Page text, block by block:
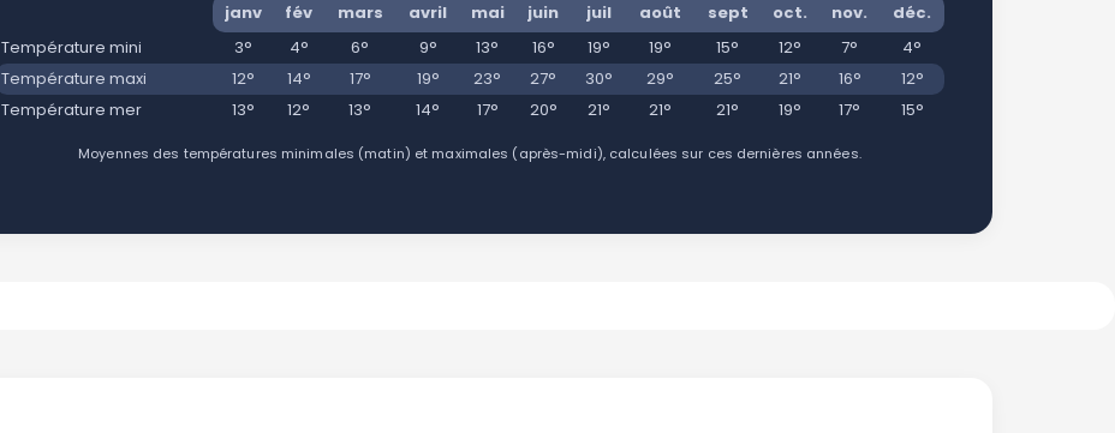
janv fév mars avril mai juin juil août sept oct. nov.
déc.
Température mini
3° 4° 6° 9° 13° 16° 19° 19° 15° 12° 7°
4°
Température maxi
12° 14° 17° 19° 23° 27° 30° 29° 25° 21° 16°
12°
Température mer
13° 12° 13° 14° 17° 20° 21° 21° 21° 19° 17° 15°
Moyennes des températures minimales (matin) et maximales (après-midi), calculées sur ces dernières années.